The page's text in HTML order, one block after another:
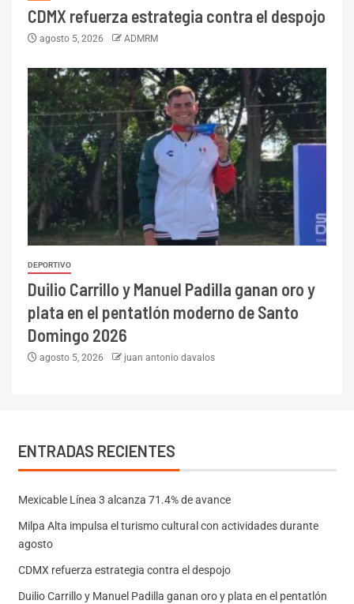
CDMX refuerza estrategia contra el despojo
agosto 5, 2026 ADMRM
DEPORTIVO
Duilio Carrillo y Manuel Padilla ganan oro y
plata en el pentatlón moderno de Santo
Domingo 2026
agosto 5, 2026 juan antonio davalos
ENTRADAS RECIENTES
Mexicable Línea 3 alcanza 71.4% de avance
Milpa Alta impulsa el turismo cultural con actividades durante
agosto
CDMX refuerza estrategia contra el despojo
Duilio Carrillo y Manuel Padilla ganan oro y plata en el pentatlón